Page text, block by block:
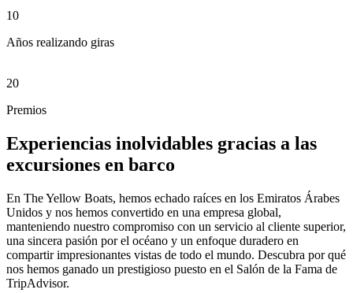
10
Años realizando giras
20
Premios
Experiencias inolvidables gracias a las
excursiones en barco
En The Yellow Boats, hemos echado raíces en los Emiratos Árabes
Unidos y nos hemos convertido en una empresa global,
manteniendo nuestro compromiso con un servicio al cliente superior,
una sincera pasión por el océano y un enfoque duradero en
compartir impresionantes vistas de todo el mundo. Descubra por qué
nos hemos ganado un prestigioso puesto en el Salón de la Fama de
TripAdvisor.